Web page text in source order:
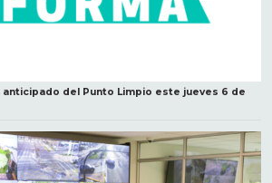
del Punto Limpio este jueves 6 de